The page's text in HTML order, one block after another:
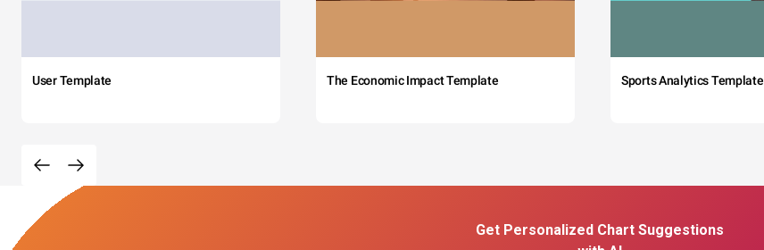
User Template The Economic Impact Template Sports Analytics Template
Get Personalized Chart Suggestions